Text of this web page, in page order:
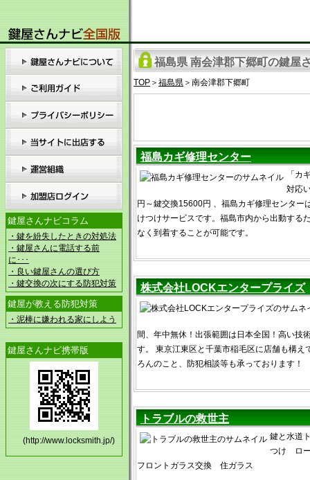
鍵屋さんナビコラム
・鍵を紛失したときの対処法
・鍵屋さんに電話する前
に･･･
・良い鍵屋さんの選び方
・鍵交換の次にする防犯対策
鍵屋が教える防犯対策
・泥棒に嫌われる家にしよう
鍵屋さんナビ携帯版
(http://www.locksmith.jp/)
福島県 南会津郡下郷町の鍵屋
TOP ＞ 福島県 ＞南会津郡下郷町
福島カギ修理センター
「カ
対応
円～鍵交換15600円 、福島カギ修理センター
けつけサービスです。福島市内から出動する
なく到着することが可能です。
株式会社LOCKエンタープライズ
間、年中無休！出張範囲は日本全国！高い技
す。 東京江東区と千葉市稲毛区に店舗も構え
ろんのこと、防犯相談等も承っております！
トラブルの救世主
鍵と水道
つけ ロ
フロントガラス交換 住ガラス